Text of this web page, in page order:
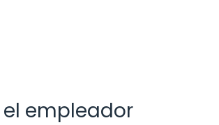
el empleador